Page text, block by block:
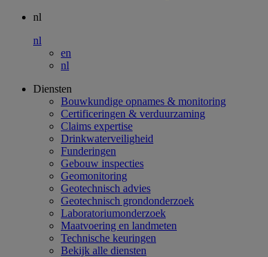
nl
nl
en
nl
Diensten
Bouwkundige opnames & monitoring
Certificeringen & verduurzaming
Claims expertise
Drinkwaterveiligheid
Funderingen
Gebouw inspecties
Geomonitoring
Geotechnisch advies
Geotechnisch grondonderzoek
Laboratoriumonderzoek
Maatvoering en landmeten
Technische keuringen
Bekijk alle diensten